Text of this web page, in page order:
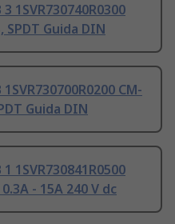
1SVR730740R0300
SPDT Guida DIN
CM-
Guida DIN
1SVR730841R0500
0.3A - 15A 240 V dc